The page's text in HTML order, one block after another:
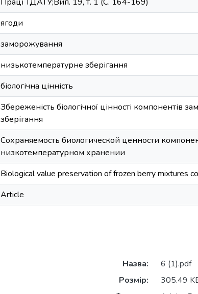
ягоди
заморожування
низькотемпературне зберігання
біологічна цінність
Збереженість біологічної цінності компонентів
зберігання
Сохраняемость биологической ценности
низкотемпературном хранении
Biological value preservation of frozen berry mixtures
Article
Назва:
6 (1).pdf
Розмір:
305.49